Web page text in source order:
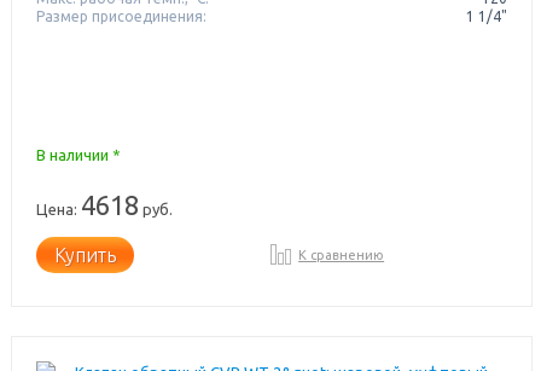
Размер присоединения:
1 1/4"
В наличии *
Цена: 4618 руб.
Купить К сравнению